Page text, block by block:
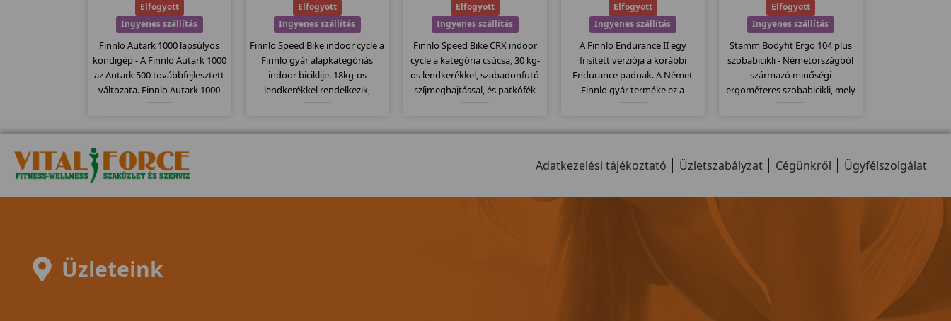
Elfogyott
Ingyenes szállítás
Finnlo Autark 1000 lapsúlyos
kondigép - A Finnlo Autark 1000
az Autark 500 továbbfejlesztett
változata. Finnlo Autark 1000
gyakorlati lehetőségeket kínál.
Elfogyott
Ingyenes szállítás
Finnlo Speed Bike indoor cycle a
Finnlo gyár alapkategóriás
indoor biciklije. 18kg-os
lendkerékkel rendelkezik,
Kitűnően alkalmas erőltetett
Elfogyott
Ingyenes szállítás
Finnlo Speed Bike CRX indoor
cycle a kategória csúcsa, 30 kg-
os lendkerékkel, szabadonfutó
szíjmeghajtással, és patkófék
kitartóknak, ekkora
Elfogyott
Ingyenes szállítás
A Finnlo Endurance II egy
frisített verziója a korábbi
Endurance padnak. A Német
Finnlo gyár terméke ez a
es futófelület, szállítógörgők, 26
modellt.
Elfogyott
Ingyenes szállítás
Stamm Bodyfit Ergo 104 plus
szobabicikli - Németországból
származó minőségi
ergométeres szobabicikli, mely
extra 150kg-os teherbírás is
döntésben.
Adatkezelési tájékoztató Üzletszabályzat Cégünkről Ügyfélszolgálat
Üzleteink